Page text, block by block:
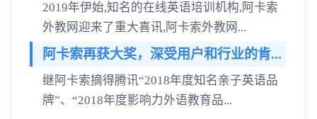
2019年伊始,知名的在线英语培训机构,阿卡索
外教网迎来了重大喜讯,阿卡索外教网...
阿卡索再获大奖，深受用户和行业的肯...
继阿卡索摘得腾讯“2018年度知名亲子英语品
牌”、“2018年度影响力外语教育品...